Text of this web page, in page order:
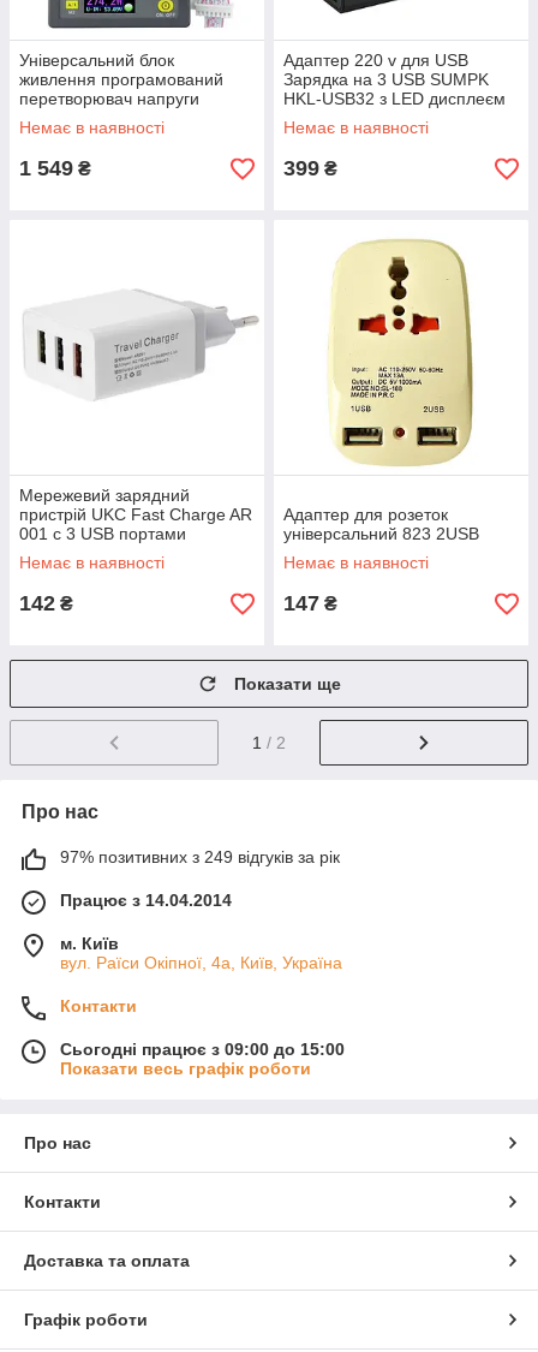
Універсальний блок
живлення програмований
перетворювач напруги
модуль DPS5015
Немає в наявності
1 549 ₴
Адаптер 220 v для USB
Зарядка на 3 USB SUMPK
HKL-USB32 з LED дисплеєм
Немає в наявності
399 ₴
Мережевий зарядний
пристрій UKC Fast Charge AR
001 c 3 USB портами
Немає в наявності
142 ₴
Адаптер для розеток
універсальний 823 2USB
Немає в наявності
147 ₴
Показати ще
1 / 2
Про нас
97% позитивних з 249 відгуків за рік
Працює з 14.04.2014
м. Київ
вул. Раїси Окіпної, 4а, Київ, Україна
Контакти
Сьогодні працює з 09:00 до 15:00
Показати весь графік роботи
Про нас
Контакти
Доставка та оплата
Графік роботи